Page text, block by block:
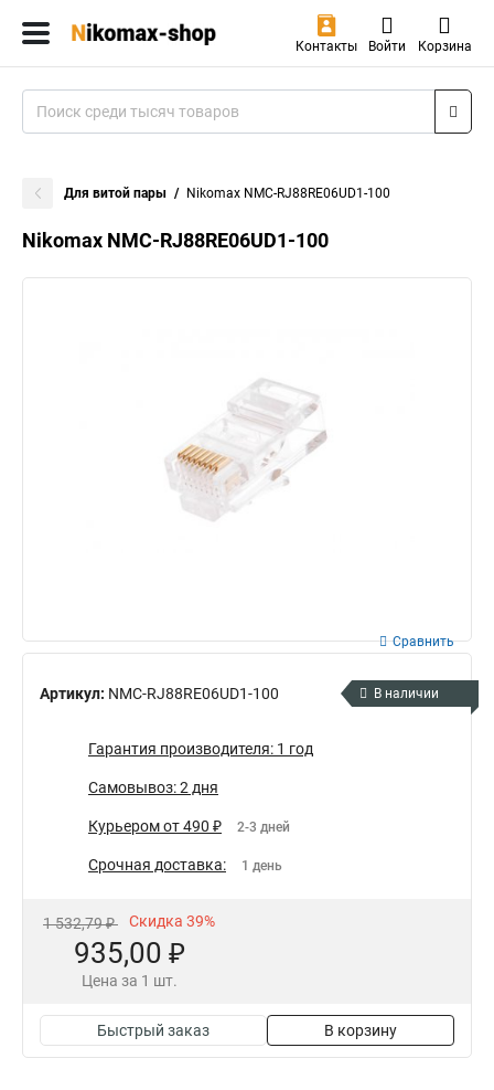
Контакты Войти Корзина
Для витой пары Nikomax NMC-RJ88RE06UD1-100
Nikomax NMC-RJ88RE06UD1-100
Артикул: NMC-RJ88RE06UD1-100
Сравнить
В наличии
Гарантия производителя: 1 год
Самовывоз: 2 дня
Курьером от 490 ₽ 2-3 дней
Срочная доставка: 1 день
1 532,79 ₽ Скидка 39%
935,00 ₽
Цена за 1 шт.
Быстрый заказ В корзину